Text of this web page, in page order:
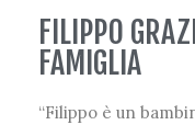
FILIPPO
FAMIGLIA
“Filippo è un